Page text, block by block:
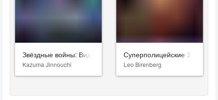
Звёздные войны: Видения. Девятый джедай
Kazuma Jinnouchi
Суперполицейские 3
Leo Birenberg